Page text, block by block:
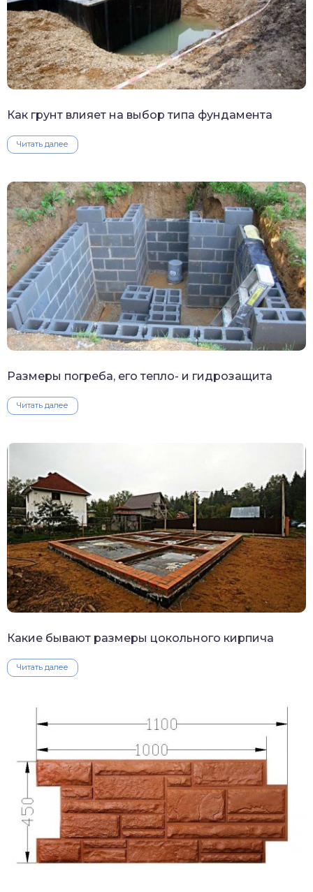
Как грунт влияет на выбор типа фундамента
Читать далее
Размеры погреба, его тепло- и гидрозащита
Читать далее
Какие бывают размеры цокольного кирпича
Читать далее